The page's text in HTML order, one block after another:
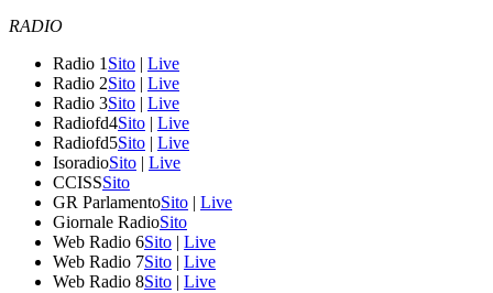
RADIO
Radio 1 Sito | Live
Radio 2Sito | Live
Radio 3Sito | Live
Radiofd4Sito | Live
Radiofd5Sito | Live
IsoradioSito | Live
CCISSSito
GR ParlamentoSito | Live
Giornale RadioSito
Web Radio 6Sito | Live
Web Radio 7Sito | Live
Web Radio 8Sito | Live